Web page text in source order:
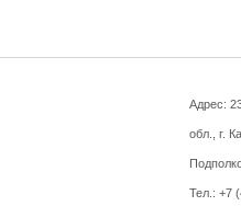
Адрес:
обл., г.
Тел.: +7